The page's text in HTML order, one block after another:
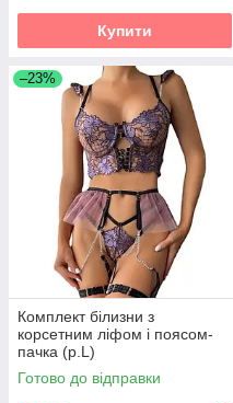
Купити
–23%
Комплект білизни з
корсетним ліфом і поясом-
пачка (р.L)
Готово до відправки